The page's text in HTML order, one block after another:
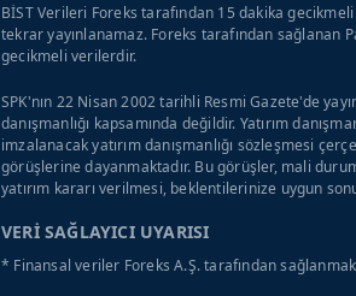
BİST Verileri Foreks tarafından 15 dakika
tekrar yayınlanamaz. Foreks tarafından sağlanan
gecikmeli verilerdir.
SPK'nın 22 Nisan 2002 tarihli Resmi Gazete'de
danışmanlığı kapsamında değildir. Yatırım
imzalanacak yatırım danışmanlığı sözleşmesi
görüşlerine dayanmaktadır. Bu görüşler, mali
yatırım kararı verilmesi, beklentilerinize uygun
VERİ SAĞLAYICI UYARISI
* Finansal veriler Foreks A.Ş. tarafından